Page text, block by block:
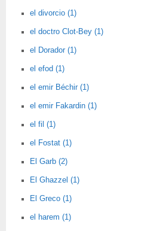
el divorcio (1)
el doctro Clot-Bey (1)
el Dorador (1)
el efod (1)
el emir Béchir (1)
el emir Fakardin (1)
el fil (1)
el Fostat (1)
El Garb (2)
El Ghazzel (1)
El Greco (1)
el harem (1)